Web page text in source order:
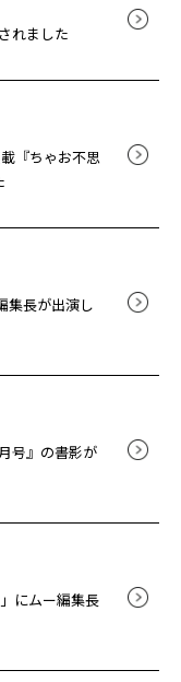
れました
『ちゃお不思
集長が出演し
号』の書影が
にムー編集長